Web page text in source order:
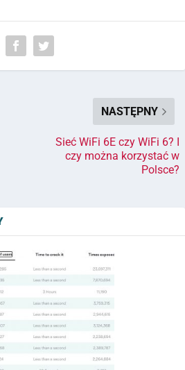
NASTĘPNY
Sieć WiFi 6E czy WiFi 6? I
czy można korzystać w
Polsce?